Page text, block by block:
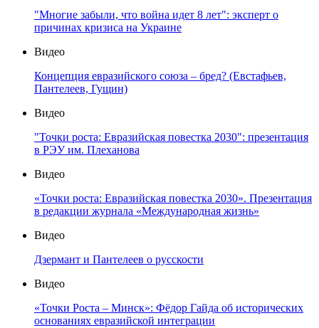
"Многие забыли, что война идет 8 лет": эксперт о
причинах кризиса на Украине
Видео
Концепция евразийского союза – бред? (Евстафьев,
Пантелеев, Гущин)
Видео
"Точки роста: Евразийская повестка 2030": презентация
в РЭУ им. Плеханова
Видео
«Точки роста: Евразийская повестка 2030». Презентация
в редакции журнала «Международная жизнь»
Видео
Дзермант и Пантелеев о русскости
Видео
«Точки Роста – Минск»: Фёдор Гайда об исторических
основаниях евразийской интеграции